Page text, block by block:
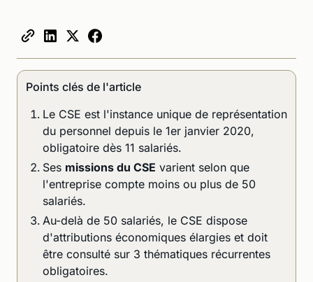
Points clés de l'article
Le CSE est l'instance unique de représentation
du personnel depuis le 1er janvier 2020,
obligatoire dès 11 salariés.
Ses missions du CSE varient selon que
l'entreprise compte moins ou plus de 50
salariés.
Au-delà de 50 salariés, le CSE dispose
d'attributions économiques élargies et doit
être consulté sur 3 thématiques récurrentes
obligatoires.